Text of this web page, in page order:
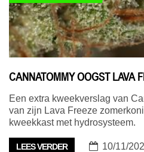
CANNATOMMY OOGST LAVA
Een extra kweekverslag van
van zijn Lava Freeze
kweekkast met hydrosysteem.
LEES VERDER 10/11/